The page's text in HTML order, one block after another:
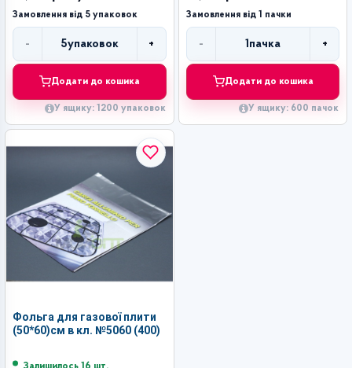
Замовлення від 5 упаковок
- 5упаковок +
Додати до кошика
У ящику: 1200 упаковок
Замовлення від 1 пачки
- 1пачка +
Додати до кошика
У ящику: 600 пачок
Фольга для газової плити
(50*60)см в кл. №5060 (400)